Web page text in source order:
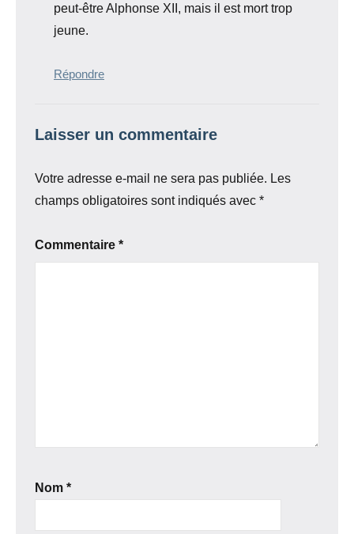
peut-être Alphonse XII, mais il est mort trop
jeune.
Répondre
Laisser un commentaire
Votre adresse e-mail ne sera pas publiée. Les
champs obligatoires sont indiqués avec *
Commentaire *
Nom *